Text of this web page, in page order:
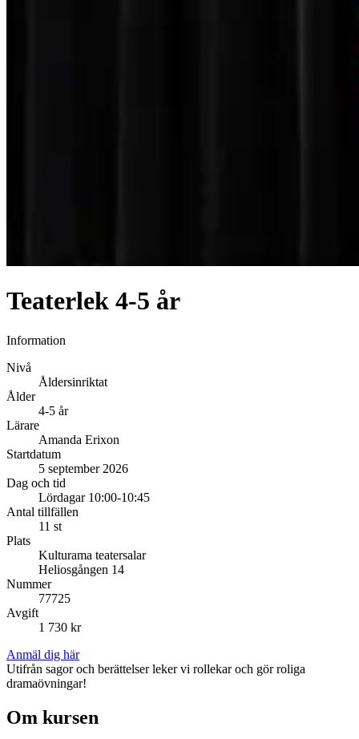
Teaterlek 4-5 år
Information
Nivå
Åldersinriktat
Ålder
4-5 år
Lärare
Amanda Erixon
Startdatum
5 september 2026
Dag och tid
Lördagar 10:00-10:45
Antal tillfällen
11 st
Plats
Kulturama teatersalar
Heliosgången 14
Nummer
77725
Avgift
1 730 kr
Anmäl dig här
Utifrån sagor och berättelser leker vi rollekar och gör roliga
dramaövningar!
Om kursen